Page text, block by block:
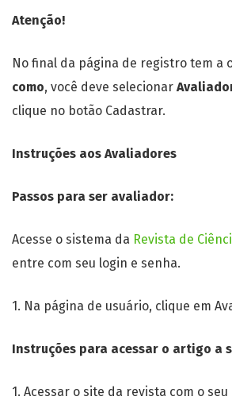
Atenção!
No final da página de registro tem a
como, você deve selecionar
clique no botão Cadastrar.
Instruções aos Avaliadores
Passos para ser avaliador:
Acesse o sistema da Revista de
entre com seu login e senha.
1. Na página de usuário, clique em
Instruções para acessar o artigo a
1. Acessar o site da revista com o